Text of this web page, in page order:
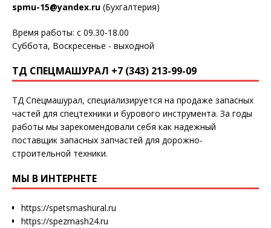
spmu-15@yandex.ru (Бухгалтерия)
Время работы: с 09.30-18.00
Суббота, Воскресенье - выходной
ТД СПЕЦМАШУРАЛ +7 (343) 213-99-09
ТД Спецмашурал, специализируется на продаже запасных
частей для спецтехники и бурового инструмента. За годы
работы мы зарекомендовали себя как надежный
поставщик запасных запчастей для дорожно-
строительной техники.
МЫ В ИНТЕРНЕТЕ
https://spetsmashural.ru
https://spezmash24.ru